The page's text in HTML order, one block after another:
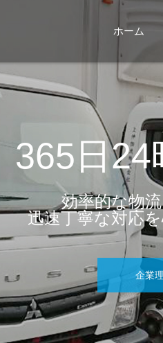
ホーム
365日24
効率的な物
迅速丁寧な対応
企業